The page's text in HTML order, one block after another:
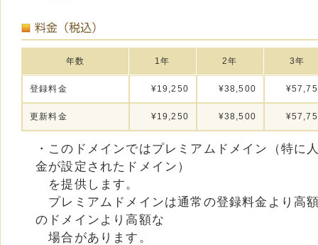
年数 1年 2年 3年
登録料金 ¥19,250 ¥38,500
更新料金 ¥19,250 ¥38,500
・このドメインではプレミアムドメイン（特に
金が設定されたドメイン）
を提供します。
プレミアムドメインは通常の登録料金より高
のドメインより高額な
場合があります。